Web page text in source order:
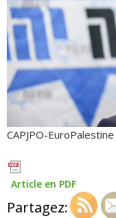
CAPJPO-EuroPalestine
Article en PDF
Partagez: